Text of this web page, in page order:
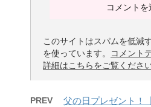
このサイトはスパムを低減
を使っています。
コメント
詳細はこちらをご覧くださ
PREV
父の日プレゼント！